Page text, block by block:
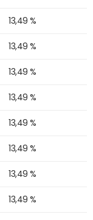
13,49 %
13,49 %
13,49 %
13,49 %
13,49 %
13,49 %
13,49 %
13,49 %